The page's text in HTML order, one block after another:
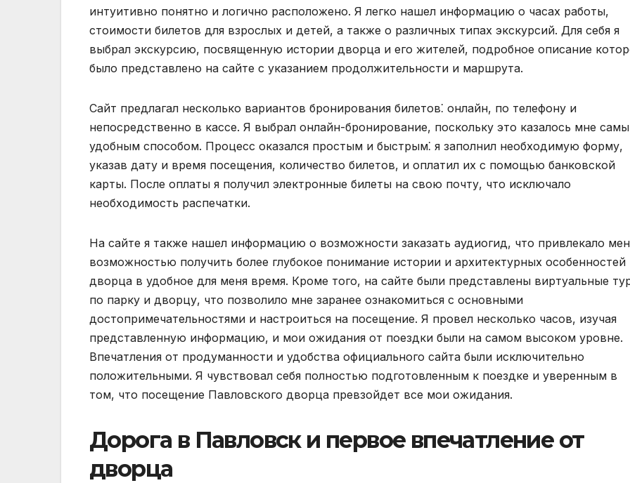
интуитивно понятно и логично расположено. Я легко нашел информацию о часах работы,
стоимости билетов для взрослых и детей, а также о различных типах экскурсий. Для себя я
выбрал экскурсию, посвященную истории дворца и его жителей, подробное описание
было представлено на сайте с указанием продолжительности и маршрута.
Сайт предлагал несколько вариантов бронирования билетов⁚ онлайн, по телефону и
непосредственно в кассе. Я выбрал онлайн-бронирование, поскольку это казалось мне
удобным способом. Процесс оказался простым и быстрым⁚ я заполнил необходимую форму,
указав дату и время посещения, количество билетов, и оплатил их с помощью банковской
карты. После оплаты я получил электронные билеты на свою почту, что исключало
необходимость распечатки.
На сайте я также нашел информацию о возможности заказать аудиогид, что привлекало
возможностью получить более глубокое понимание истории и архитектурных особенностей
дворца в удобное для меня время. Кроме того, на сайте были представлены виртуальные
по парку и дворцу, что позволило мне заранее ознакомиться с основными
достопримечательностями и настроиться на посещение. Я провел несколько часов, изучая
представленную информацию, и мои ожидания от поездки были на самом высоком уровне.
Впечатления от продуманности и удобства официального сайта были исключительно
положительными. Я чувствовал себя полностью подготовленным к поездке и уверенным в
том, что посещение Павловского дворца превзойдет все мои ожидания.
Дорога в Павловск и первое впечатление от
дворца